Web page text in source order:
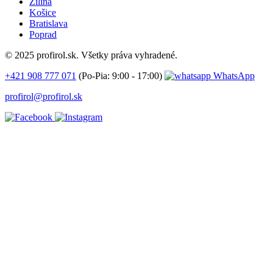
Košice
Bratislava
Poprad
© 2025 profirol.sk. Všetky práva vyhradené.
+421 908 777 071 (Po-Pia: 9:00 - 17:00)
WhatsApp
profirol@profirol.sk